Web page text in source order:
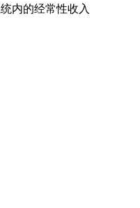
内的经常性收入